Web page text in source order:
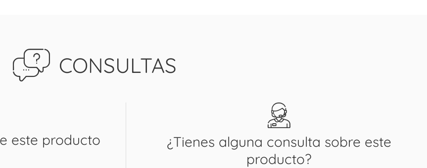
CONSULTAS
este producto
¿Tienes alguna consulta sobre este
producto?